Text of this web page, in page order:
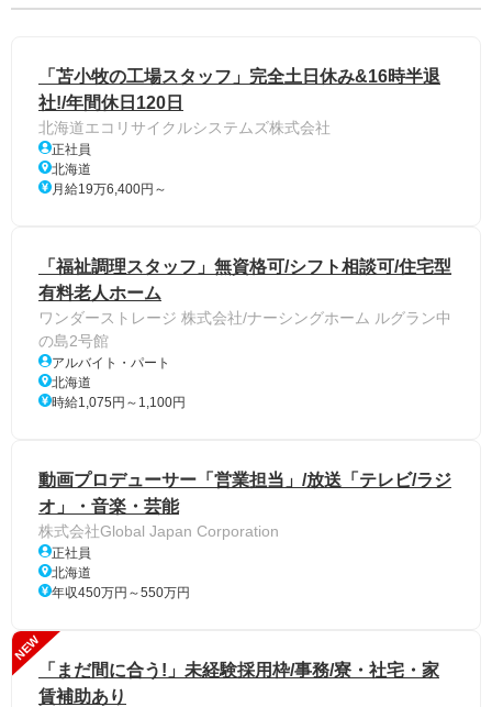
「苫小牧の工場スタッフ」完全土日休み&16時半退
社!/年間休日120日
北海道エコリサイクルシステムズ株式会社
正社員
北海道
月給19万6,400円～
「福祉調理スタッフ」無資格可/シフト相談可/住宅型
有料老人ホーム
ワンダーストレージ 株式会社/ナーシングホーム ルグラン中
の島2号館
アルバイト・パート
北海道
時給1,075円～1,100円
動画プロデューサー「営業担当」/放送「テレビ/ラジ
オ」・音楽・芸能
株式会社Global Japan Corporation
正社員
北海道
年収450万円～550万円
NEW
「まだ間に合う!」未経験採用枠/事務/寮・社宅・家
賃補助あり